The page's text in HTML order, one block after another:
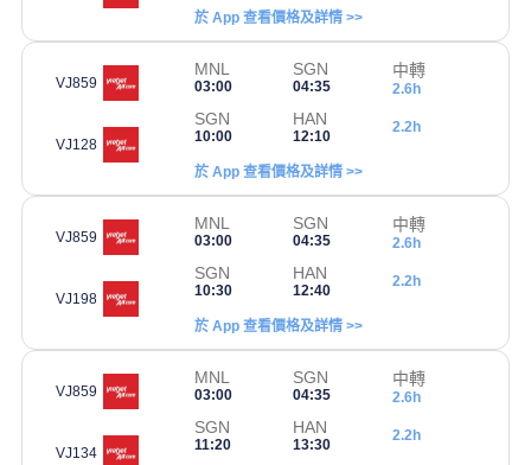
於 App 查看價格及詳情 >>
VJ859
MNL
03:00
SGN
04:35
中轉
2.6h
VJ128
SGN
10:00
HAN
12:10
2.2h
於 App 查看價格及詳情 >>
VJ859
MNL
03:00
SGN
04:35
中轉
2.6h
VJ198
SGN
10:30
HAN
12:40
2.2h
於 App 查看價格及詳情 >>
VJ859
MNL
03:00
SGN
04:35
中轉
2.6h
VJ134
SGN
11:20
HAN
13:30
2.2h